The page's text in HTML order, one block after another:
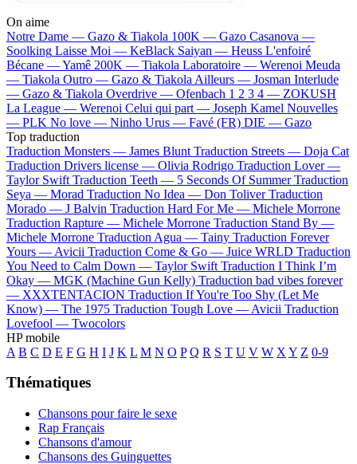
On aime
Notre Dame — Gazo & Tiakola 100K — Gazo Casanova —
Soolking Laisse Moi — KeBlack Saiyan — Heuss L'enfoiré
Bécane —Yamê 200K — Tiakola Laboratoire — Werenoi Meuda
— Tiakola Outro — Gazo & Tiakola Ailleurs — Josman Interlude
— Gazo & Tiakola Overdrive — Ofenbach 1 2 3 4 — ZOKUSH
La League — Werenoi Celui qui part — Joseph Kamel Nouvelles
— PLK No love — Ninho Urus — Favé (FR) DIE — Gazo
Top traduction
Traduction Monsters — James Blunt Traduction Streets — Doja Cat
Traduction Drivers license — Olivia Rodrigo Traduction Lover —
Taylor Swift Traduction Teeth — 5 Seconds Of Summer Traduction
Seya — Morad Traduction No Idea — Don Toliver Traduction
Morado — J Balvin Traduction Hard For Me — Michele Morrone
Traduction Rapture — Michele Morrone Traduction Stand By —
Michele Morrone Traduction Agua — Tainy Traduction Forever
Yours — Avicii Traduction Come & Go — Juice WRLD Traduction
You Need to Calm Down — Taylor Swift Traduction I Think I’m
Okay — MGK (Machine Gun Kelly) Traduction bad vibes forever
— XXXTENTACION Traduction If You're Too Shy (Let Me
Know) — The 1975 Traduction Tough Love — Avicii Traduction
Lovefool — Twocolors
HP mobile
A B C D E F G H I J K L M N O P Q R S T U V W X Y Z 0-9
Thématiques
Chansons pour faire le sexe
Rap Français
Chansons d'amour
Chansons des Guinguettes